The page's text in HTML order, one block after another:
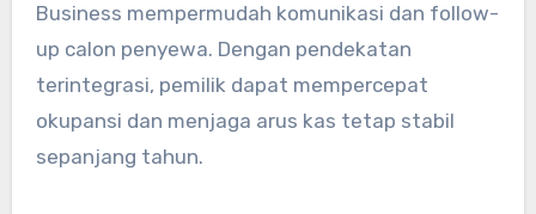
Business mempermudah komunikasi dan follow-
up calon penyewa. Dengan pendekatan
terintegrasi, pemilik dapat mempercepat
okupansi dan menjaga arus kas tetap stabil
sepanjang tahun.